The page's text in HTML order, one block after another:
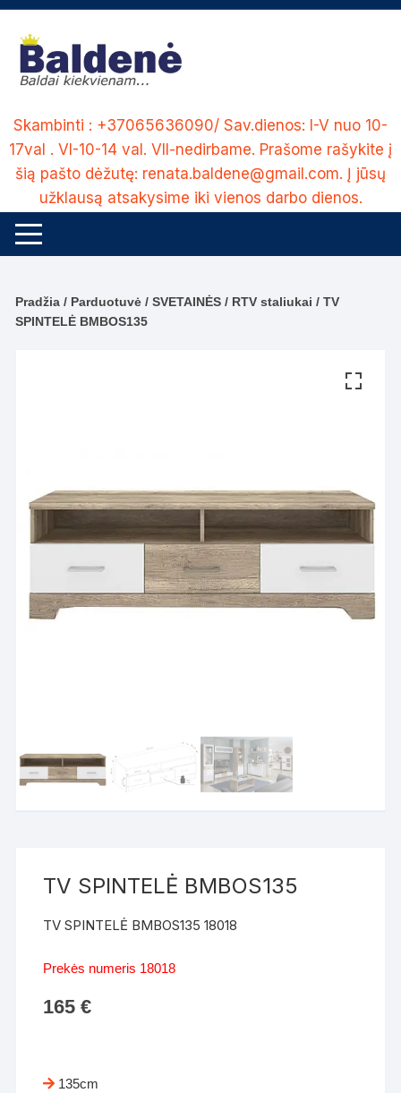
Skip
content
Skambinti : +37065636090/ Sav.dienos: I-V nuo 10-
17val . VI-10-14 val. VII-nedirbame. Prašome rašykite į
šią pašto dėžutę: renata.baldene@gmail.com. Į jūsų
užklausą atsakysime iki vienos darbo dienos.
Pradžia / Parduotuvė /SVETAINĖS / RTV staliukai / TV
SPINTELĖ BMBOS135
TV SPINTELĖ BMBOS135
TV SPINTELĖ BMBOS135 18018
Prekės numeris 18018
165€
135cm